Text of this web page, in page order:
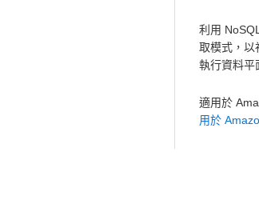
利用
取模式，以
執行資料平
適用於
用於